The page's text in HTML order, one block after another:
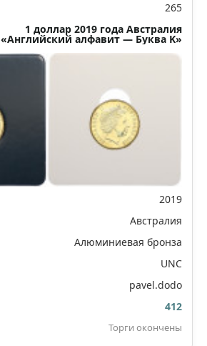
265
1 доллар 2019 года Австралия
«Английский алфавит — Буква K»
2019
Австралия
Алюминиевая бронза
UNC
pavel.dodo
412
Торги окончены